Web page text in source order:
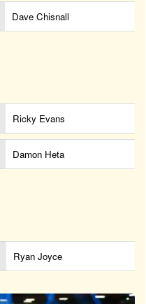
Dave Chisnall
Ricky Evans
Damon Heta
Ryan Joyce